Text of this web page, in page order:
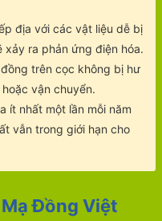
địa với các vật liệu dễ bị
xảy ra phản ứng điện hóa.
trên cọc không bị hư
vận chuyển.
ít nhất một lần mỗi năm
vẫn trong giới hạn cho
Đồng Việt